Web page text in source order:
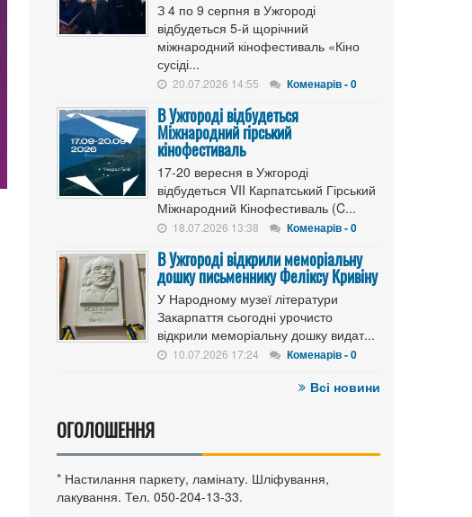
З 4 по 9 серпня в Ужгороді
відбудеться 5-й щорічний
міжнародний кінофестиваль «Кіно
сусіді...
20.07.2026 14:55 Коменарів - 0
В Ужгороді відбудеться
Міжнародний гірський
кінофестиваль
17-20 вересня в Ужгороді
відбудеться VII Карпатський Гірський
Міжнародний Кінофестиваль (C...
18.07.2026 13:38 Коменарів - 0
В Ужгороді відкрили меморіальну
дошку письменнику Феліксу Кривіну
У Народному музеї літератури
Закарпаття сьогодні урочисто
відкрили меморіальну дошку видат...
10.07.2026 17:24 Коменарів - 0
Всі новини
ОГОЛОШЕННЯ
* Настилання паркету, ламінату. Шліфування,
лакування. Тел. 050-204-13-33.